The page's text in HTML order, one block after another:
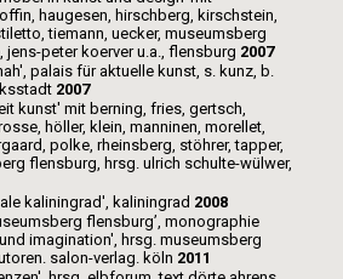
haugesen, hirschberg, kirschstein,
tiemann, uecker, museumsberg
peter koerver u.a., flensburg 2007
palais für aktuelle kunst, s. kunz, b.
2007
kunst' mit berning, fries, gertsch,
höller, klein, manninen, morellet,
polke, rheinsberg, stöhrer, tapper,
flensburg, hrsg. ulrich schulte-wülwer,
kaliningrad', kaliningrad 2008
flensburg’, monographie
imagination', hrsg. museumsberg
salon-verlag. köln 2011